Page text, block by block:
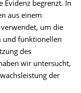
Evidenz begrenzt. In
aus einem
um die
und funktionellen
des
wir untersucht,
der